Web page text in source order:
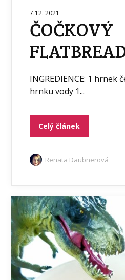
7.12. 2021
ČOČKOVÝ
INGREDIENCE: 1 hrnek
hrnku vody 1...
Celý článek
Renata Daubnerová